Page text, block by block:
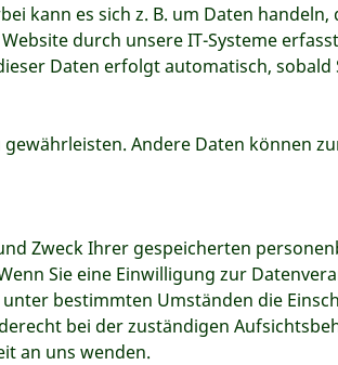
kann es sich z. B. um Daten
durch unsere IT-Systeme
Daten erfolgt automatisch, sobald
Andere Daten können
Zweck Ihrer gespeicherten
Sie eine Einwilligung zur
bestimmten Umständen die
bei der zuständigen
an uns wenden.